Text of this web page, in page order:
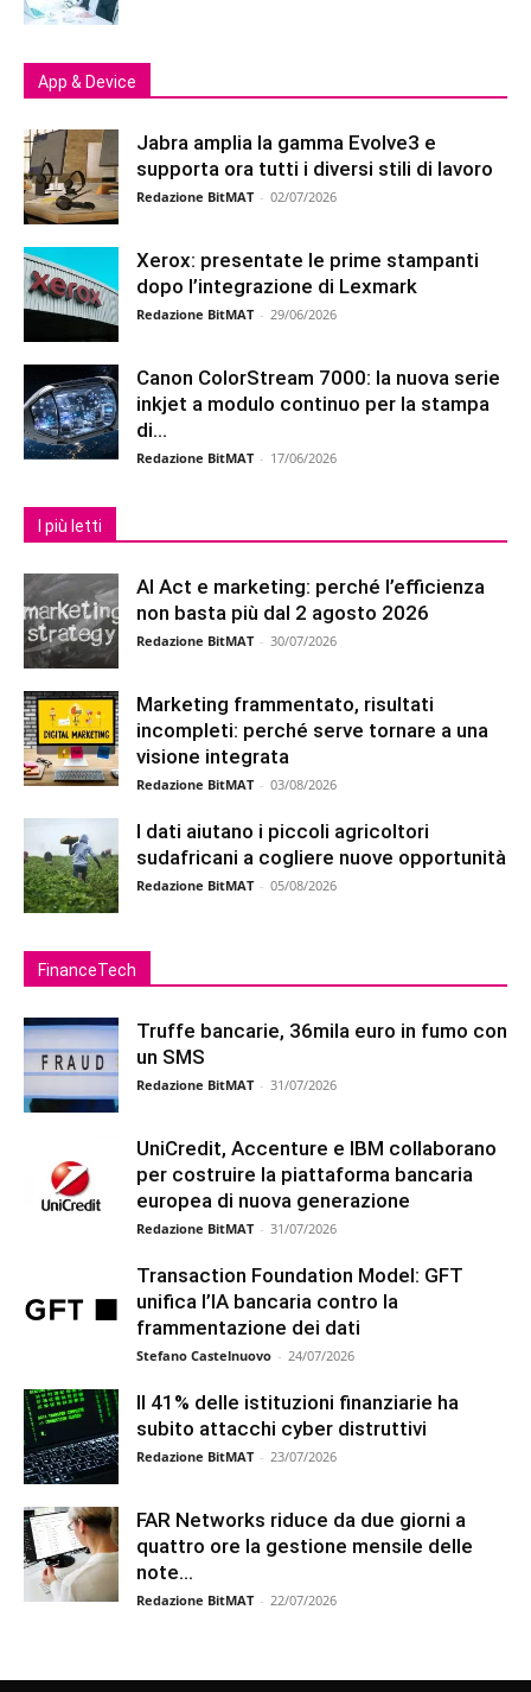
App & Device
Jabra amplia la gamma Evolve3 e
supporta ora tutti i diversi stili di lavoro
Redazione BitMAT - 02/07/2026
Xerox: presentate le prime stampanti
dopo l’integrazione di Lexmark
Redazione BitMAT - 29/06/2026
Canon ColorStream 7000: la nuova serie
inkjet a modulo continuo per la stampa
di...
Redazione BitMAT - 17/06/2026
I più letti
AI Act e marketing: perché l’efficienza
non basta più dal 2 agosto 2026
Redazione BitMAT - 30/07/2026
Marketing frammentato, risultati
incompleti: perché serve tornare a una
visione integrata
Redazione BitMAT - 03/08/2026
I dati aiutano i piccoli agricoltori
sudafricani a cogliere nuove opportunità
Redazione BitMAT - 05/08/2026
FinanceTech
Truffe bancarie, 36mila euro in fumo con
un SMS
Redazione BitMAT - 31/07/2026
UniCredit, Accenture e IBM collaborano
per costruire la piattaforma bancaria
europea di nuova generazione
Redazione BitMAT - 31/07/2026
Transaction Foundation Model: GFT
unifica l’IA bancaria contro la
frammentazione dei dati
Stefano Castelnuovo - 24/07/2026
Il 41% delle istituzioni finanziarie ha
subito attacchi cyber distruttivi
Redazione BitMAT - 23/07/2026
FAR Networks riduce da due giorni a
quattro ore la gestione mensile delle
note...
Redazione BitMAT - 22/07/2026